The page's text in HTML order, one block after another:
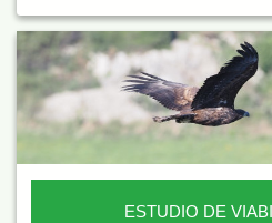
ESTUDIO DE